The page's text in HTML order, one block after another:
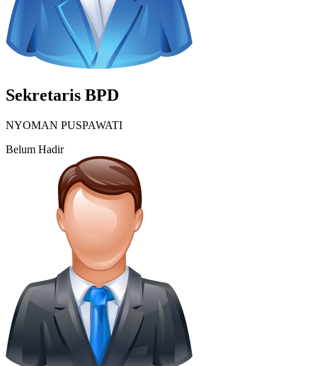
Sekretaris BPD
NYOMAN PUSPAWATI
Belum Hadir